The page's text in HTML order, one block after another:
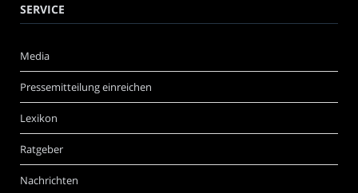
SERVICE
Media
Pressemitteilung einreichen
Lexikon
Ratgeber
Nachrichten